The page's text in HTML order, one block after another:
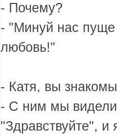
- Почему?
- "Минуй нас пуще
любовь!"
- Катя, вы
- С ним мы
"Здравствуйте", и